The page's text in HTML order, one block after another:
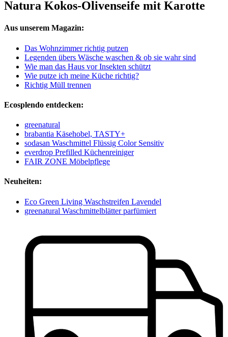
Natura Kokos-Olivenseife mit Karotte
Aus unserem Magazin:
Das Wohnzimmer richtig putzen
Legenden übers Wäsche waschen & ob sie wahr sind
Wie man das Haus vor Insekten schützt
Wie putze ich meine Küche richtig?
Richtig Müll trennen
Ecosplendo entdecken:
greenatural
brabantia Käsehobel, TASTY+
sodasan Waschmittel Flüssig Color Sensitiv
everdrop Prefilled Küchenreiniger
FAIR ZONE Möbelpflege
Neuheiten:
Eco Green Living Waschstreifen Lavendel
greenatural Waschmittelblätter parfümiert